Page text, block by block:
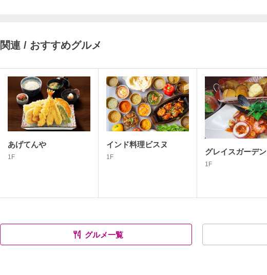
関連 / おすすめグルメ
あげてんや
1F
インド料理ビスヌ
1F
グレイスガーデン
1F
グルメ一覧